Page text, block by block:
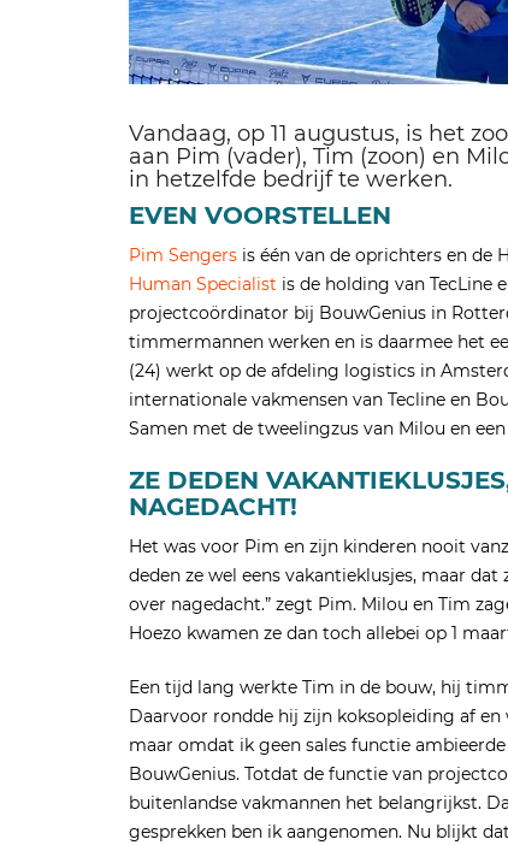
Vandaag, op 11 augustus, is het
aan Pim (vader), Tim (zoon) en
in hetzelfde bedrijf te werken.
EVEN VOORSTELLEN
Pim Sengers is één van de oprichters en de
Human Specialist is de holding van TecLine
projectcoördinator bij BouwGenius in
timmermannen werken en is daarmee het
(24) werkt op de afdeling logistics in
internationale vakmensen van Tecline en
Samen met de tweelingzus van Milou en
ZE DEDEN
NAGEDACHT!
Het was voor Pim en zijn kinderen nooit
deden ze wel eens vakantieklusjes, maar
over nagedacht.” zegt Pim. Milou en Tim
Hoezo kwamen ze dan toch allebei op 1
Een tijd lang werkte Tim in de bouw, hij
Daarvoor rondde hij zijn koksopleiding af
maar omdat ik geen sales functie
BouwGenius. Totdat de functie van
buitenlandse vakmannen het belangrijkst.
gesprekken ben ik aangenomen. Nu blijkt